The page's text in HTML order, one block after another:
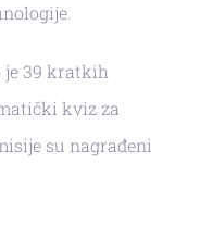
je 39 kratkih
kviz za
su nagrađeni